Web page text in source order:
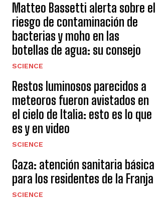
Matteo Bassetti alerta sobre el
riesgo de contaminación de
bacterias y moho en las
botellas de agua: su consejo
SCIENCE
Restos luminosos parecidos a
meteoros fueron avistados en
el cielo de Italia: esto es lo que
es y en video
SCIENCE
Gaza: atención sanitaria básica
para los residentes de la Franja
SCIENCE